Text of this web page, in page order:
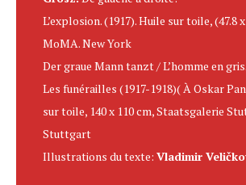
L’explosion. (1917). Huile sur toile, (47.8
MoMA. New York
Der graue Mann tanzt / L’homme en
Les funérailles (1917-1918)( À Oskar
sur toile, 140 x 110 cm, Staatsgalerie
Stuttgart
Illustrations du texte:Vladimir